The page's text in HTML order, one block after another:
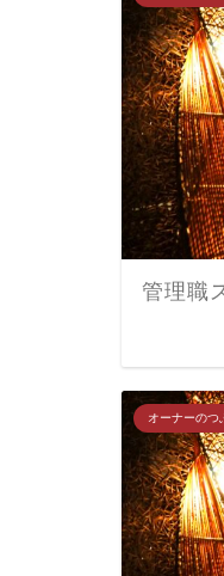
管理職
オーナーのつ